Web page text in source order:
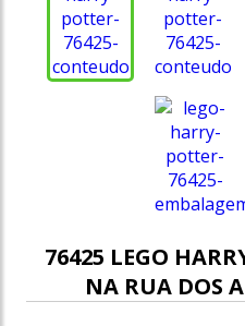
76425 LEGO
NA RUA DOS